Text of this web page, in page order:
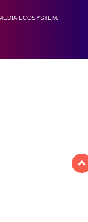
ECOSYSTEM.